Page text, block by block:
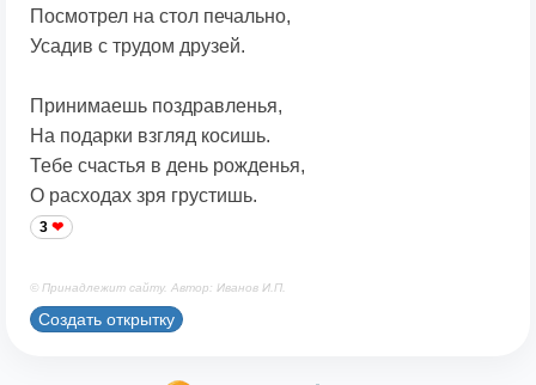
Посмотрел на стол печально,
Усадив с трудом друзей.
Принимаешь поздравленья,
На подарки взгляд косишь.
Тебе счастья в день рожденья,
О расходах зря грустишь.
3
© Принадлежит сайту. Автор: Иванов И.П.
Создать открытку